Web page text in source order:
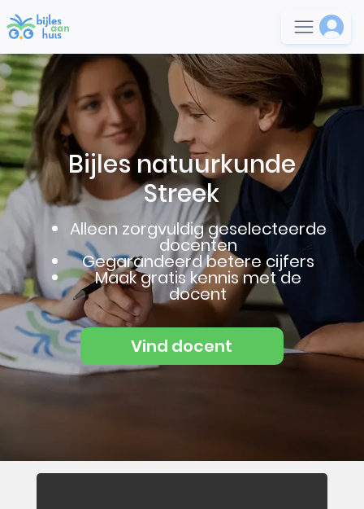
Bijles natuurkunde
Streek
Alleen zorgvuldig geselecteerde
docenten
Gegarandeerd betere cijfers
Maak gratis kennis met de
docent
Vind docent